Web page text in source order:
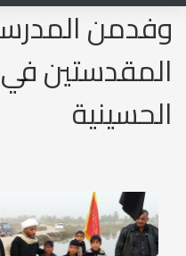
وفدمن
المقدستين
الحسينية